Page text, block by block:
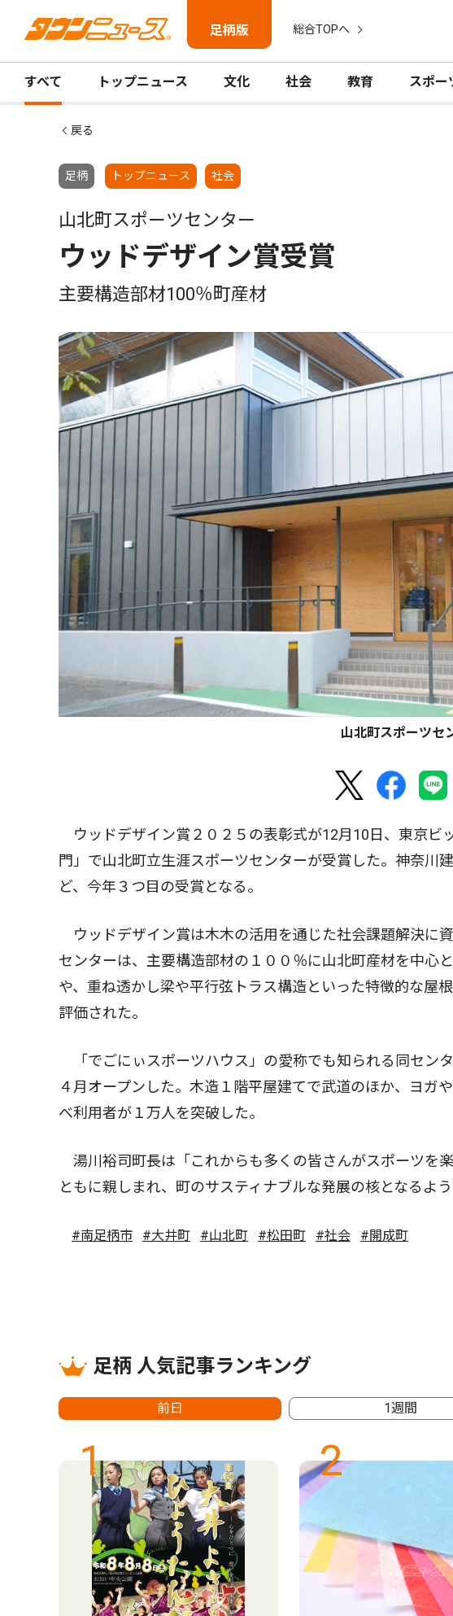
足柄版 総合TOPへ
すべて トップニュース 文化 社会 教育 スポー
戻る
足柄 トップニュース 社会
山北町スポーツセンター
ウッドデザイン賞受賞
主要構造部材100％町産材
山北町スポーツセ
ウッドデザイン賞２０２５の表彰式が12月10日、東京ビ
門」で山北町立生涯スポーツセンターが受賞した。神奈川
ど、今年３つ目の受賞となる。
ウッドデザイン賞は木木の活用を通じた社会課題解決に
センターは、主要構造部材の１００％に山北町産材を中心
や、重ね透かし梁や平行弦トラス構造といった特徴的な屋
評価された。
「でごにぃスポーツハウス」の愛称でも知られる同セン
４月オープンした。木造１階平屋建てで武道のほか、ヨガ
べ利用者が１万人を突破した。
湯川裕司町長は「これからも多くの皆さんがスポーツを
ともに親しまれ、町のサスティナブルな発展の核となるよ
#南足柄市 #大井町 #山北町 #松田町 #社会 #開成町
足柄 人気記事ランキング
前日 1週間
1 2